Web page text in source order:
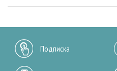
Подписка